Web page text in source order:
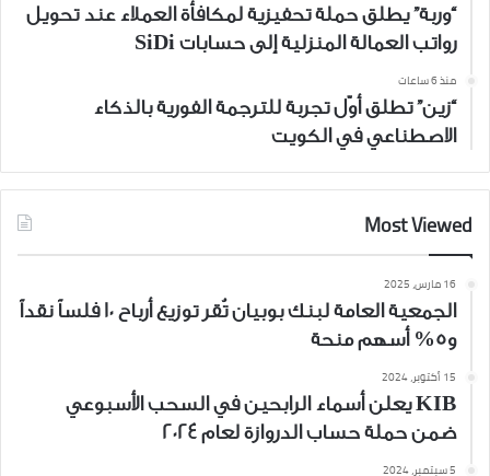
“وربة” يطلق حملة تحفيزية لمكافأة العملاء عند تحويل
رواتب العمالة المنزلية إلى حسابات SiDi
منذ 6 ساعات
“زين” تطلق أوّل تجربة للترجمة الفورية بالذكاء
الاصطناعي في الكويت
Most Viewed
16 مارس، 2025
الجمعية العامة لبنك بوبيان تُقر توزيع أرباح 10 فلساً نقداً
و5% أسهم منحة
15 أكتوبر، 2024
KIB يعلن أسماء الرابحين في السحب الأسبوعي
ضمن حملة حساب الدروازة لعام 2024
5 سبتمبر، 2024